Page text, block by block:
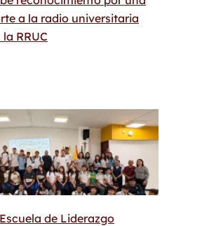
a la radio universitaria
RRUC
de Liderazgo